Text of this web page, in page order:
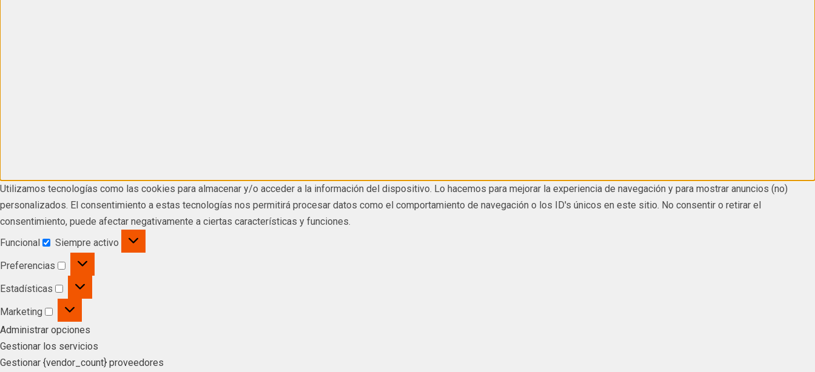
Utilizamos tecnologías como las cookies para almacenar y/o acceder a la información del dispositivo. Lo hacemos para mejorar la experiencia de navegación y para mostrar anuncios (no)
personalizados. El consentimiento a estas tecnologías nos permitirá procesar datos como el comportamiento de navegación o los ID's únicos en este sitio. No consentir o retirar el
consentimiento, puede afectar negativamente a ciertas características y funciones.
Funcional
Siempre activo
Preferencias
Estadísticas
Marketing
Administrar opciones
Gestionar los servicios
Gestionar {vendor_count} proveedores